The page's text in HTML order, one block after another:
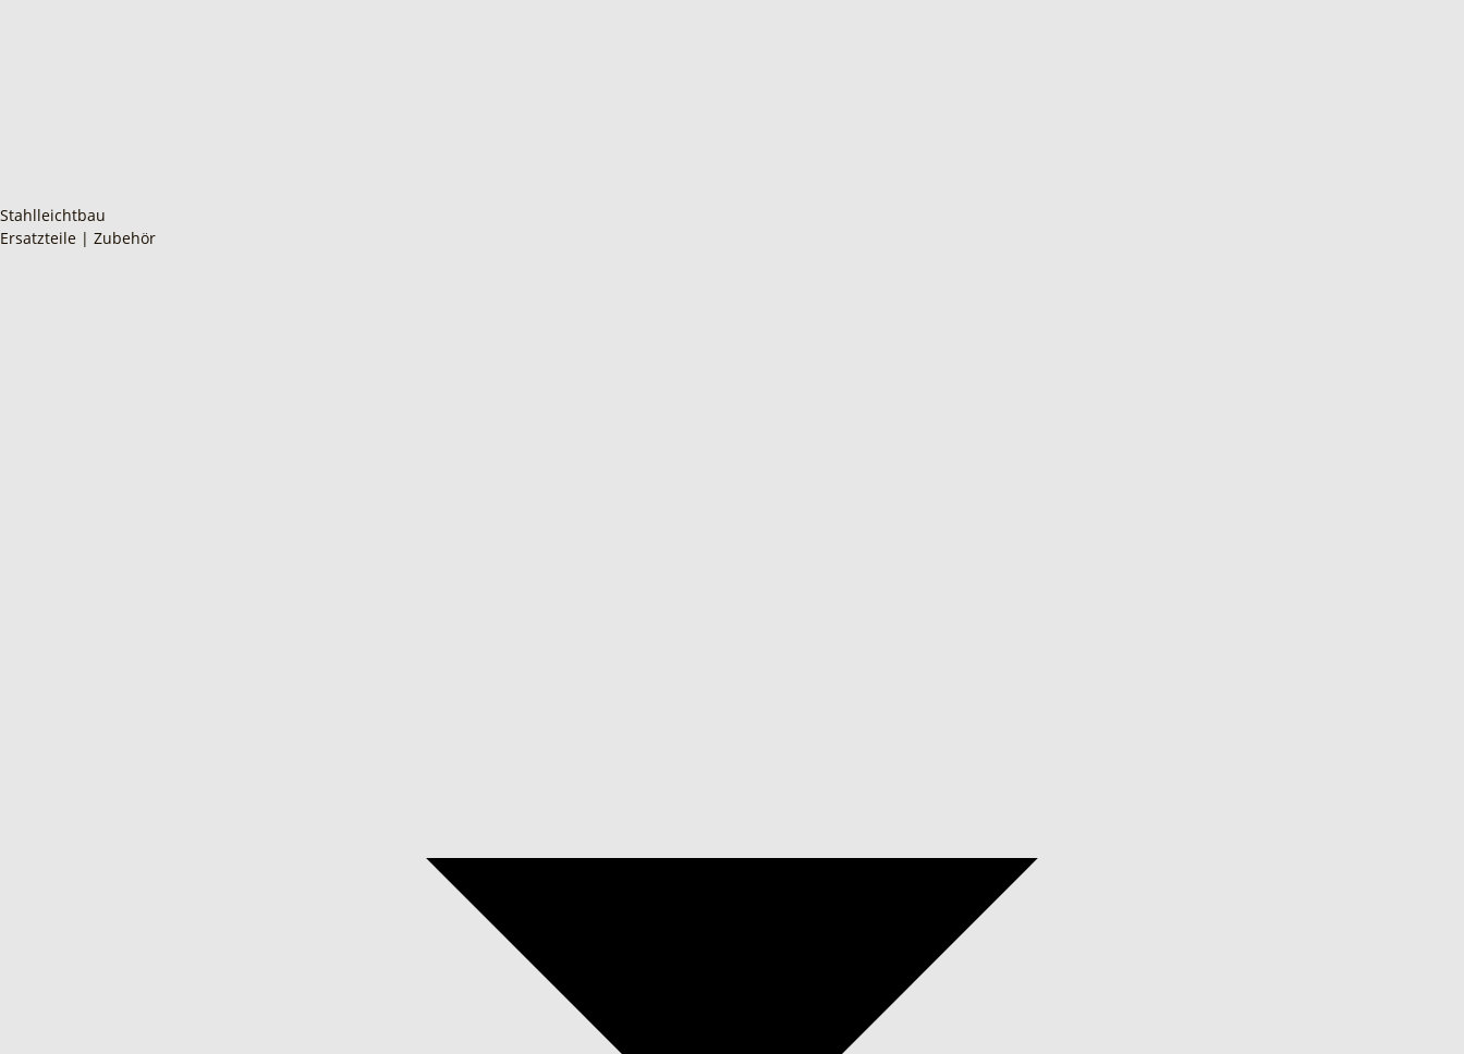
Stahlleichtbau
Ersatzteile | Zubehör